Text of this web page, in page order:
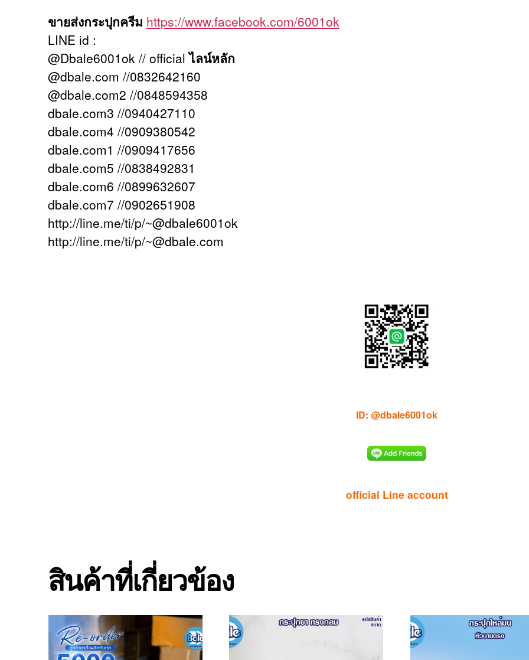
ขายส่งกระปุกครีม https://www.facebook.com/6001ok
LINE id :
@Dbale6001ok // officialไลน์หลัก
@dbale.com //0832642160
@dbale.com2 //0848594358
dbale.com3 //0940427110
dbale.com4 //0909380542
dbale.com1 //0909417656
dbale.com5 //0838492831
dbale.com6 //0899632607
dbale.com7 //0902651908
http://line.me/ti/p/~@dbale6001ok
http://line.me/ti/p/~@dbale.com
ID: @dbale6001ok
official Line account
สินค้าที่เกี่ยวข้อง